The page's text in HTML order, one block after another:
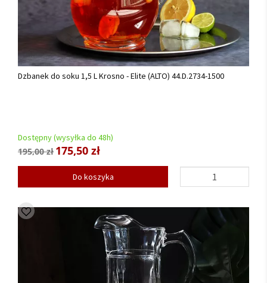
Dzbanek do soku 1,5 L Krosno - Elite (ALTO) 44.D.2734-1500
Dostępny (wysyłka do 48h)
195,00 zł 175,50 zł
Do koszyka